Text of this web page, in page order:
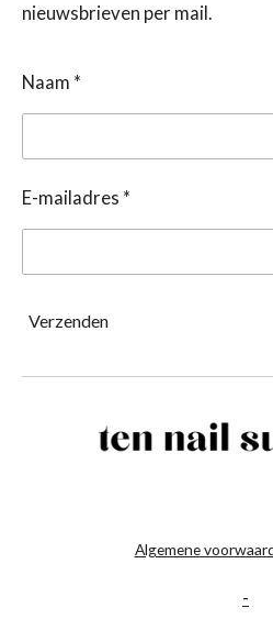
nieuwsbrieven per mail.
Naam *
E-mailadres *
Verzenden
Algemene
-